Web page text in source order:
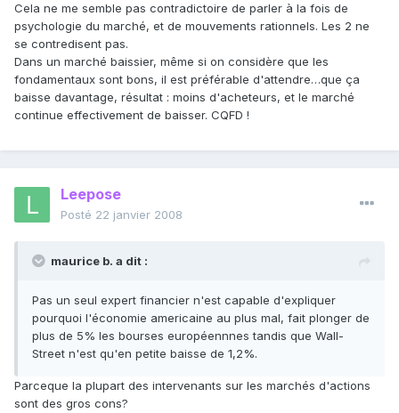
Cela ne me semble pas contradictoire de parler à la fois de
psychologie du marché, et de mouvements rationnels. Les 2 ne
se contredisent pas.
Dans un marché baissier, même si on considère que les
fondamentaux sont bons, il est préférable d'attendre…que ça
baisse davantage, résultat : moins d'acheteurs, et le marché
continue effectivement de baisser. CQFD !
Leepose
Posté 22 janvier 2008
maurice b. a dit :
Pas un seul expert financier n'est capable d'expliquer
pourquoi l'économie americaine au plus mal, fait plonger de
plus de 5% les bourses européennnes tandis que Wall-
Street n'est qu'en petite baisse de 1,2%.
Parceque la plupart des intervenants sur les marchés d'actions
sont des gros cons?